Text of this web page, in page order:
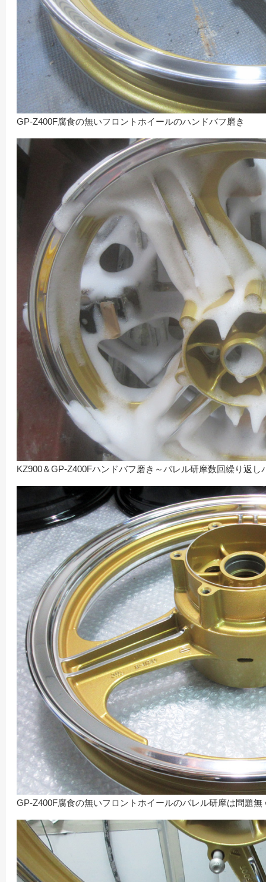
GP-Z400F腐食の無いフロントホイールのハンドバフ磨き
KZ900＆GP-Z400Fハンドバフ磨き～バレル研摩数回繰り返し
GP-Z400F腐食の無いフロントホイールのバレル研摩は問題